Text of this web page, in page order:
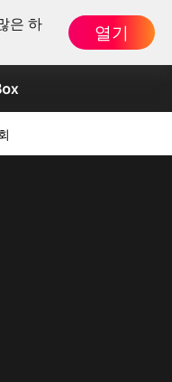
은 하
열기